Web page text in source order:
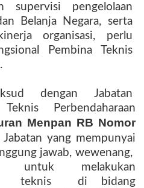
supervisi pengelolaan
Belanja Negara, serta
organisasi, perlu
Pembina Teknis
dengan Jabatan
Perbendaharaan
Menpan RB Nomor
Jabatan yang mempunyai
jawab, wewenang,
melakukan
teknis di bidang